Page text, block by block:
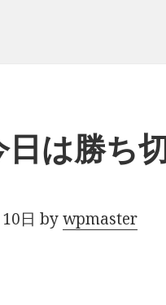
は勝ち切
10日 bywpmaster